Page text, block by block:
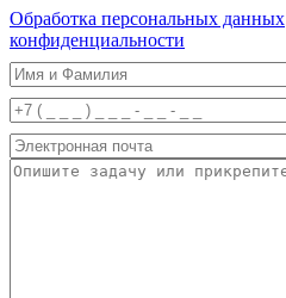
Обработка персональных данных
конфиденциальности